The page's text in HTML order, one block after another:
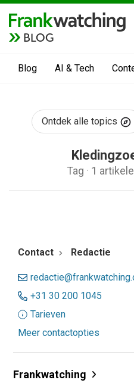
BLOG
Blog AI & Tech
Ontdek alle topics
Tag · 1
Contact Redactie
+31 30 200 1045
Tarieven
Meer contactopties
Frankwatching